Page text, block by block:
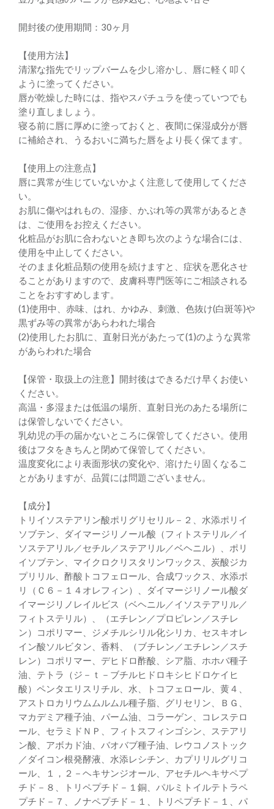
開封後の使用期間：30ヶ月
【使用方法】
清潔な指先でリップバームを少し溶かし、唇に軽く叩く
ように塗ってください。
唇が乾燥した時には、指やスパチュラを使っていつでも
塗り直しましょう。
寝る前に唇に厚めに塗っておくと、夜間に保湿成分が唇
に補給され、うるおいに満ちた唇をより長く保てます。
【使用上の注意点】
唇に異常が生じていないかよく注意して使用してくださ
い。
お肌に傷やはれもの、湿疹、かぶれ等の異常があるとき
は、ご使用をお控えください。
化粧品がお肌に合わないとき即ち次のような場合には、
使用を中止してください。
そのまま化粧品類の使用を続けますと、症状を悪化させ
ることがありますので、皮膚科専門医等にご相談される
ことをおすすめします。
(1)使用中、赤味、はれ、かゆみ、刺激、色抜け(白斑等)や
黒ずみ等の異常があらわれた場合
(2)使用したお肌に、直射日光があたって(1)のような異常
があらわれた場合
【保管・取扱上の注意】開封後はできるだけ早くお使い
ください。
高温・多湿または低温の場所、直射日光のあたる場所に
は保管しないでください。
乳幼児の手の届かないところに保管してください。使用
後はフタをきちんと閉めて保管してください。
温度変化により表面形状の変化や、溶けたり固くなるこ
とがありますが、品質には問題ございません。
【成分】
トリイソステアリン酸ポリグリセリル－２、水添ポリイ
ソブテン、ダイマージリノール酸（フィトステリル／イ
ソステアリル／セチル／ステアリル／ベヘニル）、ポリ
イソブテン、マイクロクリスタリンワックス、炭酸ジカ
プリリル、酢酸トコフェロール、合成ワックス、水添ポ
リ（Ｃ６－１４オレフィン）、ダイマージリノール酸ダ
イマージリノレイルビス（ベヘニル／イソステアリル／
フィトステリル）、（エチレン／プロピレン／スチレ
ン）コポリマー、ジメチルシリル化シリカ、セスキオレ
イン酸ソルビタン、香料、（ブチレン／エチレン／スチ
レン）コポリマー、デヒドロ酢酸、シア脂、ホホバ種子
油、テトラ（ジ－ｔ－ブチルヒドロキシヒドロケイヒ
酸）ペンタエリスリチル、水、トコフェロール、黄４、
アストロカリウムムルムル種子脂、グリセリン、ＢＧ、
マカデミア種子油、パーム油、コラーゲン、コレステロ
ール、セラミドＮＰ、フィトスフィンゴシン、ステアリ
ン酸、アボカド油、バオバブ種子油、レウコノストック
／ダイコン根発酵液、水添レシチン、カプリリルグリコ
ール、１，２－ヘキサンジオール、アセチルヘキサペプ
チド－８、トリペプチド－１銅、パルミトイルテトラペ
プチド－７、ノナペプチド－１、トリペプチド－１、パ